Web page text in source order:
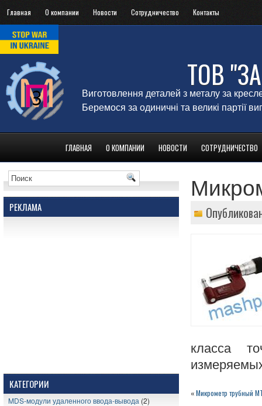
Главная О компании Новости Сотрудничество Контакты
ТОВ
Виготовлення деталей з металу за
Беремося за одиничні та великі партії
ГЛАВНАЯ О КОМПАНИИ НОВОСТИ СОТРУДНИЧЕСТВО
РЕКЛАМА
КАТЕГОРИИ
MDS-модули удаленного ввода-вывода (2)
класса
«Микрометр трубный